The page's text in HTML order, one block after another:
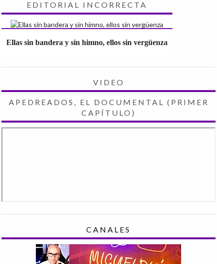
EDITORIAL INCORRECTA
Ellas sin bandera y sin himno, ellos sin vergüenza
VIDEO
APEDREADOS, EL DOCUMENTAL (PRIMER
CAPÍTULO)
CANALES